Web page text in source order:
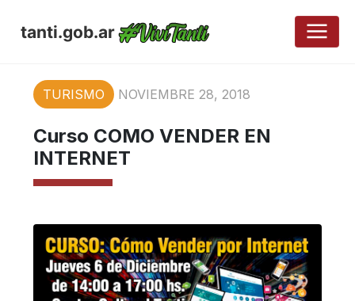
tanti.gob.ar
TURISMO NOVIEMBRE 28, 2018
Curso COMO VENDER EN
INTERNET